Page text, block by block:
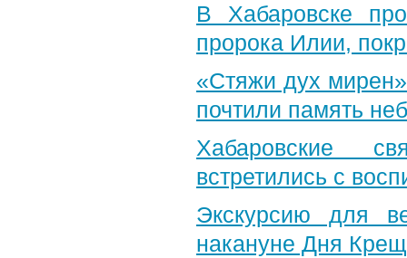
В Хабаровске
пророка Илии,
«Стяжи дух
почтили память
Хабаровские
встретились с
Экскурсию для
накануне Дня